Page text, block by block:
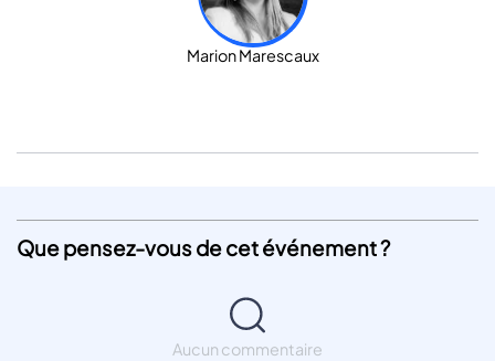
Marion Marescaux
Que pensez-vous de cet événement ?
Aucun commentaire